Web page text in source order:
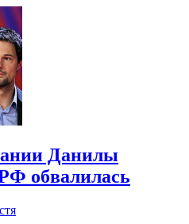
Данилы
обвалилась